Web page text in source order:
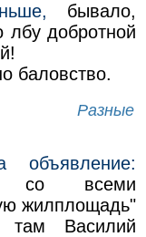
бывало,
лбу добротной
баловство.
Разные
объявление:
со всеми
жилплощадь"
Василий